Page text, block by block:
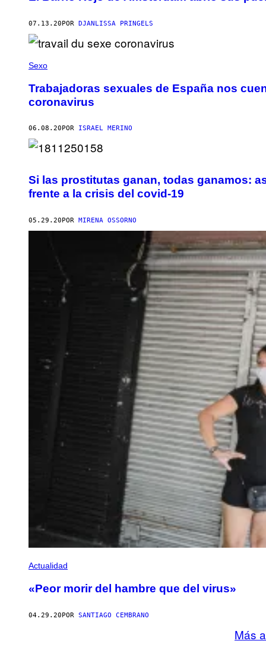
07.13.20POR DJANLISSA PRINGELS
Sexo
Trabajadoras sexuales de España nos
coronavirus
06.08.20 POR ISRAEL MERINO
Si las prostitutas ganan, todas ganamos:
frente a la crisis del covid-19
05.29.20POR MIRENA OSSORNO
Actualidad
«Peor morir del hambre que del virus»
04.29.20POR SANTIAGO CEMBRANO
Más